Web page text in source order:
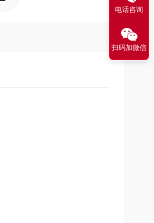
电话咨询
扫码加微信